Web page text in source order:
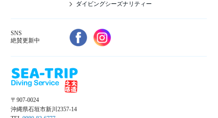
ダイビングシーズナリティー
SNS
絶賛更新中
〒907-0024
沖縄県石垣市新川2357-14